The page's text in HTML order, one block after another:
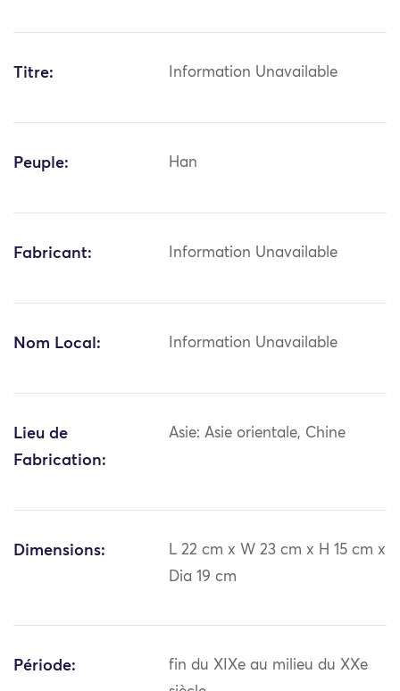
Titre: Information Unavailable
Peuple: Han
Fabricant: Information Unavailable
Nom Local: Information Unavailable
Lieu de
Fabrication:
Asie: Asie orientale, Chine
Dimensions:
L 22 cm x W 23 cm x H 15 cm x
Dia 19 cm
Période:
fin du XIXe au milieu du XXe